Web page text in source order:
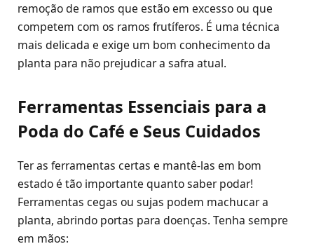
remoção de ramos que estão em excesso ou que
competem com os ramos frutíferos. É uma técnica
mais delicada e exige um bom conhecimento da
planta para não prejudicar a safra atual.
Ferramentas Essenciais para a
Poda do Café e Seus Cuidados
Ter as ferramentas certas e mantê-las em bom
estado é tão importante quanto saber podar!
Ferramentas cegas ou sujas podem machucar a
planta, abrindo portas para doenças. Tenha sempre
em mãos: